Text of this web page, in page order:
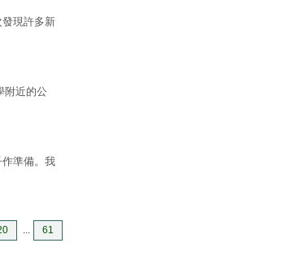
現許多新
附近的公
準備。我
... 61